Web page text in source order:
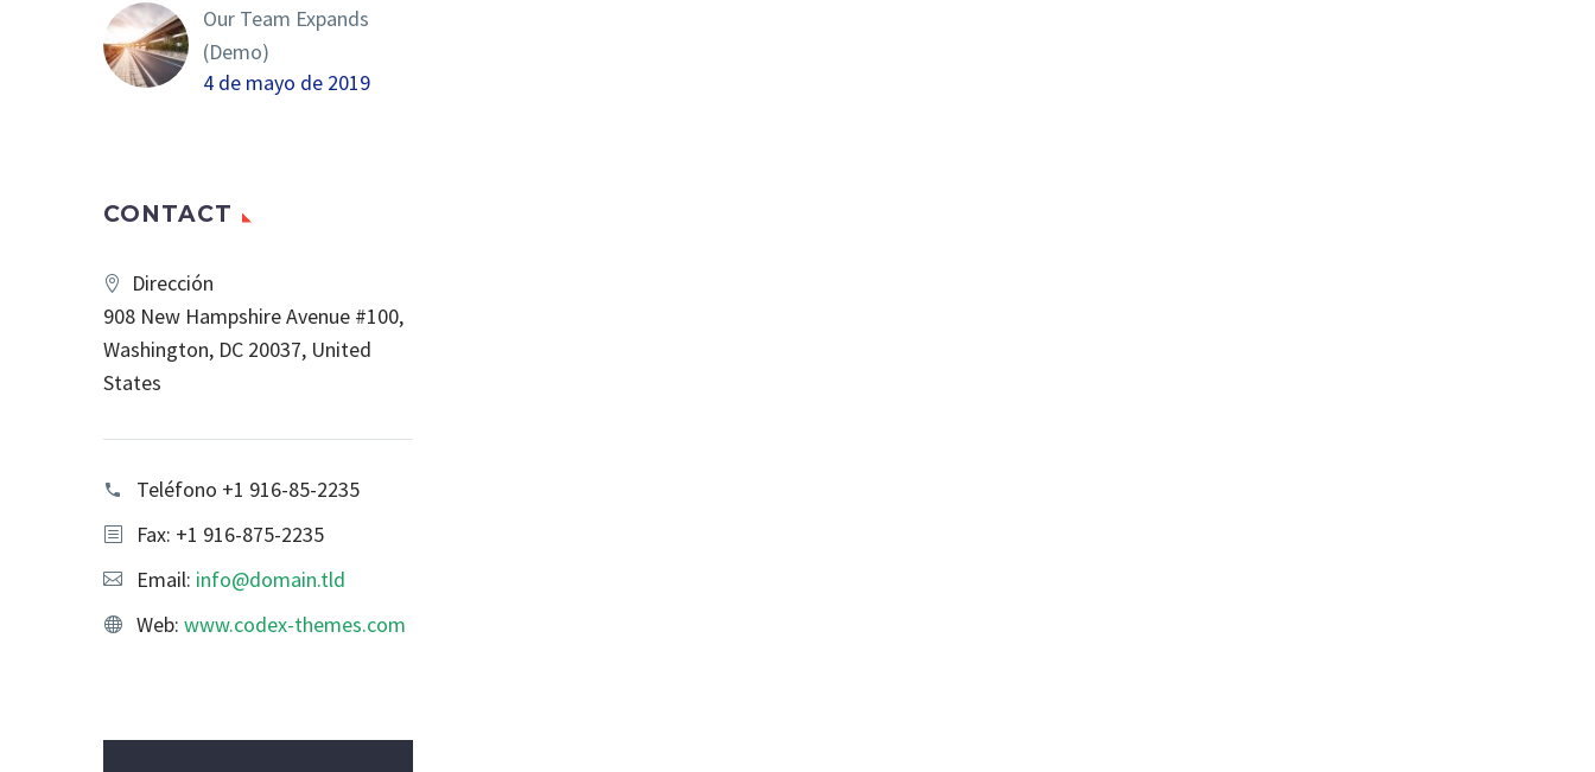
Our Team Expands
(Demo)
4 de mayo de 2019
CONTACT
Dirección
908 New Hampshire Avenue #100,
Washington, DC 20037, United
States
Teléfono +1 916-85-2235
Fax: +1 916-875-2235
Email: info@domain.tld
Web: www.codex-themes.com